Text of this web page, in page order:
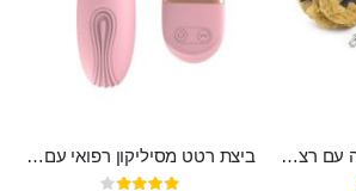
קולר שיקי מעור ופרווה עם רצועת שרשרת איכותית MINK ביצת רטט מסיליקון רפואי עם שלט אלחוטי עובדת על 2 בטריות אצבע , בעלת 10 מצבי רטט Shinda